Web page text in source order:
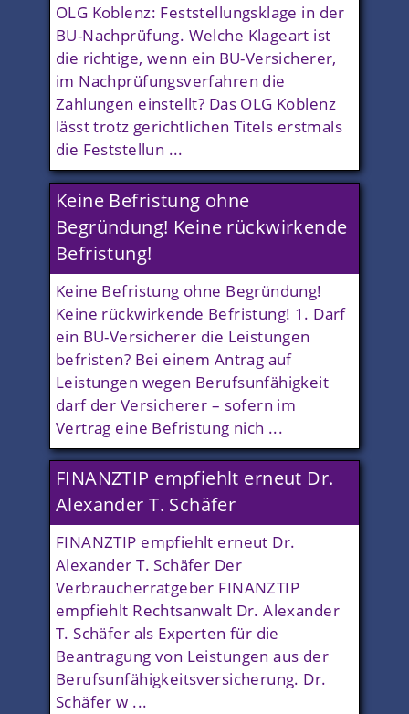
OLG Koblenz: Feststellungsklage in der
BU-Nachprüfung. Welche Klageart ist
die richtige, wenn ein BU-Versicherer,
im Nachprüfungsverfahren die
Zahlungen einstellt? Das OLG Koblenz
lässt trotz gerichtlichen Titels erstmals
die Feststellun ...
Keine Befristung ohne
Begründung! Keine rückwirkende
Befristung!
Keine Befristung ohne Begründung!
Keine rückwirkende Befristung! 1. Darf
ein BU-Versicherer die Leistungen
befristen? Bei einem Antrag auf
Leistungen wegen Berufsunfähigkeit
darf der Versicherer – sofern im
Vertrag eine Befristung nich ...
FINANZTIP empfiehlt erneut Dr.
Alexander T. Schäfer
FINANZTIP empfiehlt erneut Dr.
Alexander T. Schäfer Der
Verbraucherratgeber FINANZTIP
empfiehlt Rechtsanwalt Dr. Alexander
T. Schäfer als Experten für die
Beantragung von Leistungen aus der
Berufsunfähigkeitsversicherung. Dr.
Schäfer w ...